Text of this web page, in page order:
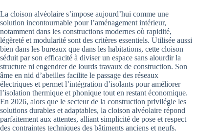
La cloison alvéolaire s’impose aujourd’hui comme une
solution incontournable pour l’aménagement intérieur,
notamment dans les constructions modernes où rapidité,
légèreté et modularité sont des critères essentiels. Utilisée aussi
bien dans les bureaux que dans les habitations, cette cloison
séduit par son efficacité à diviser un espace sans alourdir la
structure ni engendrer de lourds travaux de construction. Son
âme en nid d’abeilles facilite le passage des réseaux
électriques et permet l’intégration d’isolants pour améliorer
l’isolation thermique et phonique tout en restant économique.
En 2026, alors que le secteur de la construction privilégie les
solutions durables et adaptables, la cloison alvéolaire répond
parfaitement aux attentes, alliant simplicité de pose et respect
des contraintes techniques des bâtiments anciens et neufs.